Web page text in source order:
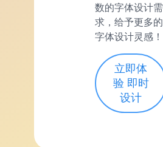
数的字体设计需
求，给予更多的
字体设计灵感！
立即体
验 即时
设计